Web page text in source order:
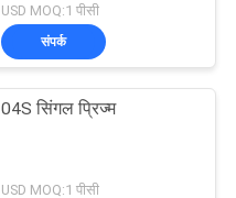
USD MOQ:1 पीसी
संपर्क
04S सिंगल प्रिज्म
USD MOQ:1 पीसी